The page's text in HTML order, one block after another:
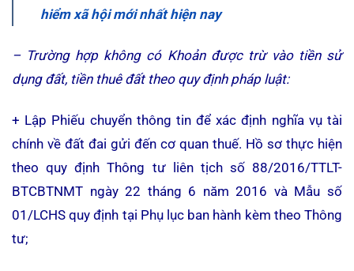
hiểm xã hội mới nhất hiện nay
– Trường hợp không có Khoản được trừ vào tiền sử
dụng đất, tiền thuê đất theo quy định pháp luật:
+ Lập Phiếu chuyển thông tin để xác định nghĩa vụ tài
chính về đất đai gửi đến cơ quan thuế. Hồ sơ thực hiện
theo quy định Thông tư liên tịch số 88/2016/TTLT-
BTCBTNMT ngày 22 tháng 6 năm 2016 và Mẫu số
01/LCHS quy định tại Phụ lục ban hành kèm theo Thông
tư;